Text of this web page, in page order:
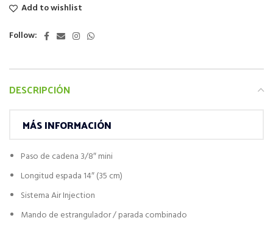
Add to wishlist
Follow:
DESCRIPCIÓN
MÁS INFORMACIÓN
Paso de cadena 3/8″ mini
Longitud espada 14″ (35 cm)
Sistema Air Injection
Mando de estrangulador / parada combinado